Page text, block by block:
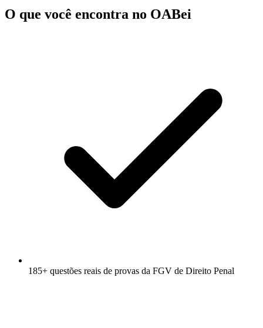
O que você encontra no OABei
185+ questões reais de provas da FGV de Direito Penal